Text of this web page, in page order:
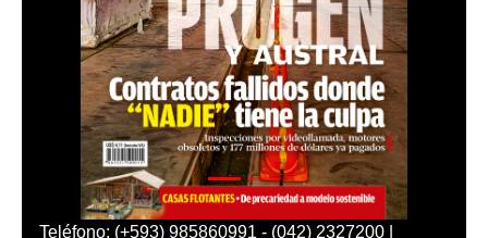
Teléfono: (+593) 985860991 - (042) 2327200 |